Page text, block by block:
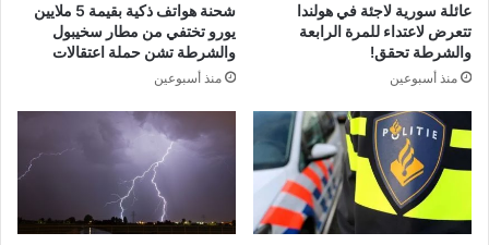
عائلة سورية لاجئة في هولندا
تتعرض لاعتداء للمرة الرابعة
والشرطة تحقق!
منذ أسبوعين
شحنة هواتف ذكية بقيمة 5 ملايين
يورو تختفي من مطار سخيبول
والشرطة تشن حملة اعتقالات
منذ أسبوعين